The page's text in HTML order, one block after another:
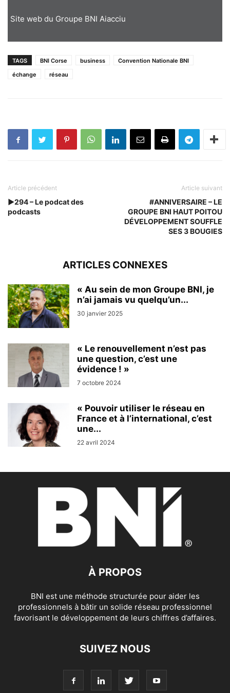
Site web du Groupe BNI Aiacciu
TAGS BNI Corse business
Convention Nationale BNI
échange
réseau
Article précédent
►294 – Le podcat des
podcasts
Article suivant
#ANNIVERSAIRE – LE
GROUPE BNI HAUT POITOU
DÉVELOPPEMENT SOUFFLE
SES 3 BOUGIES
ARTICLES CONNEXES
« Au sein de mon Groupe BNI, je
n’ai jamais vu quelqu’un...
30 janvier 2025
« Le renouvellement n’est pas
une question, c’est une
évidence ! »
7 octobre 2024
« Pouvoir utiliser le réseau en
France et à l’international, c’est
une...
22 avril 2024
À PROPOS
BNI est une méthode structurée pour aider les
professionnels à bâtir un solide réseau professionnel
favorisant le développement de leurs chiffres d’affaires.
SUIVEZ NOUS